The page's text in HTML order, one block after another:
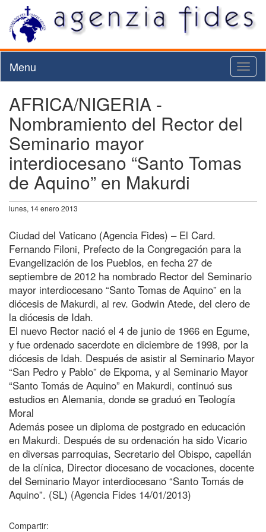
Menu
AFRICA/NIGERIA -
Nombramiento del Rector del
Seminario mayor
interdiocesano “Santo Tomas
de Aquino” en Makurdi
lunes, 14 enero 2013
Ciudad del Vaticano (Agencia Fides) – El Card.
Fernando Filoni, Prefecto de la Congregación para la
Evangelización de los Pueblos, en fecha 27 de
septiembre de 2012 ha nombrado Rector del Seminario
mayor interdiocesano “Santo Tomas de Aquino” en la
diócesis de Makurdi, al rev. Godwin Atede, del clero de
la diócesis de Idah.
El nuevo Rector nació el 4 de junio de 1966 en Egume,
y fue ordenado sacerdote en diciembre de 1998, por la
diócesis de Idah. Después de asistir al Seminario Mayor
“San Pedro y Pablo” de Ekpoma, y al Seminario Mayor
“Santo Tomás de Aquino” en Makurdi, continuó sus
estudios en Alemania, donde se graduó en Teología
Moral
Además posee un diploma de postgrado en educación
en Makurdi. Después de su ordenación ha sido Vicario
en diversas parroquias, Secretario del Obispo, capellán
de la clínica, Director diocesano de vocaciones, docente
del Seminario Mayor interdiocesano “Santo Tomás de
Aquino”. (SL) (Agencia Fides 14/01/2013)
Compartir: